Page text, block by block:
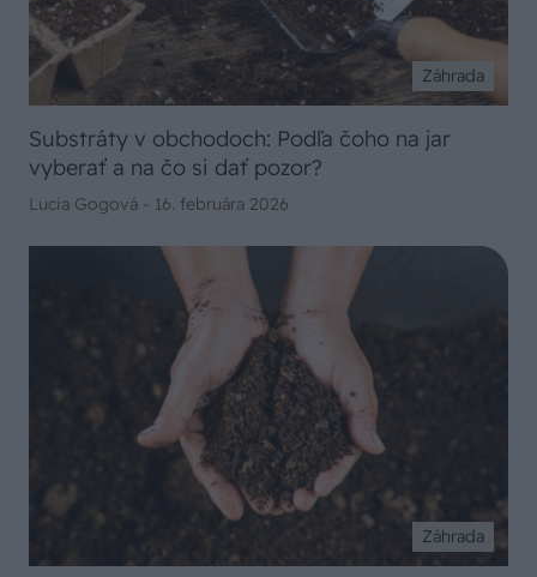
Záhrada
Substráty v obchodoch: Podľa čoho na jar
vyberať a na čo si dať pozor?
Lucia Gogová - 16. februára 2026
Záhrada